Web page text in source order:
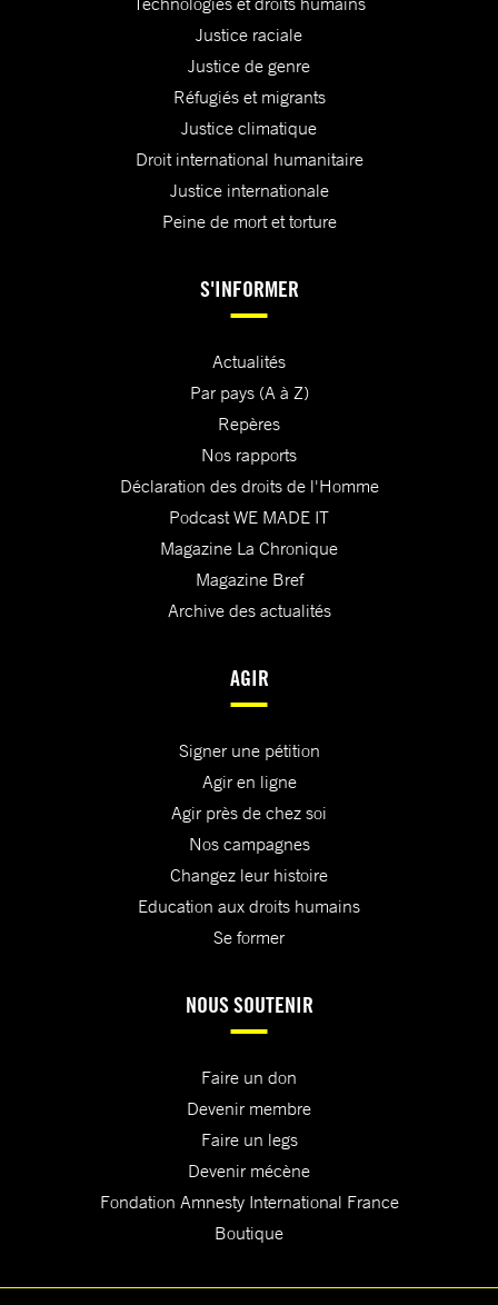
Justice raciale
Justice de genre
Réfugiés et migrants
Justice climatique
Droit international humanitaire
Justice internationale
Peine de mort et torture
S'INFORMER
Actualités
Par pays (A à Z)
Repères
Nos rapports
Déclaration des droits de l'Homme
Podcast WE MADE IT
Magazine La Chronique
Magazine Bref
Archive des actualités
AGIR
Signer une pétition
Agir en ligne
Agir près de chez soi
Nos campagnes
Changez leur histoire
Education aux droits humains
Se former
NOUS SOUTENIR
Faire un don
Devenir membre
Faire un legs
Devenir mécène
Fondation Amnesty International France
Boutique